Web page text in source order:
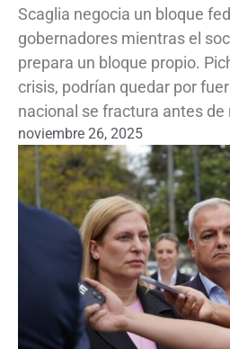
Scaglia negocia un bloque
gobernadores mientras el
prepara un bloque propio.
crisis, podrían quedar por
nacional se fractura antes de
noviembre 26, 2025